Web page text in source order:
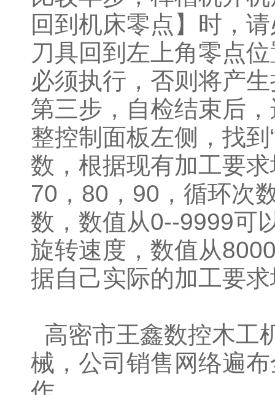
回到机床零点】时，
刀具回到左上角零点
必须执行，否则将产
第三步，自检结束后
整控制面板左侧，找
数，根据现有加工要
70，80，90，循环次
数，数值从0--9999可
旋转速度，数值从
据自己实际的加工要
高密市王鑫数控木工
械，公司销售网络遍